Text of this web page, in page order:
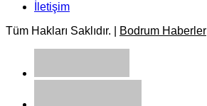
İletişim
Tüm Hakları Saklıdır. |
Bodrum Haberler